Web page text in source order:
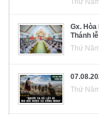
Thứ
Gx.
Thánh
Thứ
Thứ